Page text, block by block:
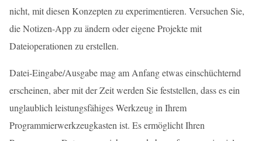
nicht, mit diesen Konzepten zu experimentieren. Versuchen Sie,
die Notizen-App zu ändern oder eigene Projekte mit
Dateioperationen zu erstellen.
Datei-Eingabe/Ausgabe mag am Anfang etwas einschüchternd
erscheinen, aber mit der Zeit werden Sie feststellen, dass es ein
unglaublich leistungsfähiges Werkzeug in Ihrem
Programmierwerkzeugkasten ist. Es ermöglicht Ihren